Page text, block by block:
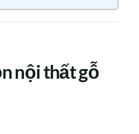
nội thất gỗ